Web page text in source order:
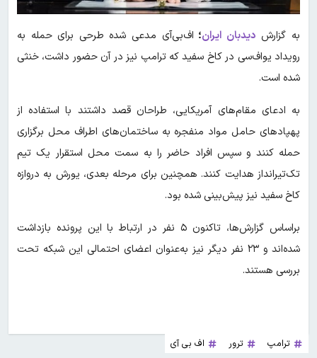
به گزارش دیدبان ایران؛ اف‌بی‌آی مدعی شده طرحی برای حمله به
رویداد یواف‌سی در کاخ سفید که ترامپ نیز در آن حضور داشت، خنثی
شده است.
به ادعای مقام‌های آمریکایی، طراحان قصد داشتند با استفاده از
پهپادهای حامل مواد منفجره به ساختمان‌های اطراف محل برگزاری
حمله کنند و سپس افراد حاضر را به سمت محل استقرار یک تیم
تک‌تیرانداز هدایت کنند. همچنین برای مرحله بعدی، یورش به دروازه
کاخ سفید نیز پیش‌بینی شده بود.
براساس گزارش‌ها، تاکنون ۵ نفر در ارتباط با این پرونده بازداشت
شده‌اند و ۲۳ نفر دیگر نیز به‌عنوان اعضای احتمالی این شبکه تحت
بررسی هستند.
ترامپ ترور اف بی آی